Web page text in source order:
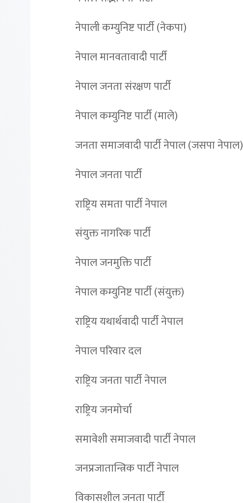
नेपाली कम्युनिष्ट पार्टी (नेकपा)
नेपाल मानवतावादी पार्टी
नेपाल जनता संरक्षण पार्टी
नेपाल कम्युनिष्ट पार्टी (माले)
जनता समाजवादी पार्टी नेपाल (जसपा नेपाल)
नेपाल जनता पार्टी
राष्ट्रिय समता पार्टी नेपाल
संयुक्त नागरिक पार्टी
नेपाल जनमुक्ति पार्टी
नेपाल कम्युनिष्ट पार्टी (संयुक्त)
राष्ट्रिय यथार्थवादी पार्टी नेपाल
नेपाल परिवार दल
राष्ट्रिय जनता पार्टी नेपाल
राष्ट्रिय जनमोर्चा
समावेशी समाजवादी पार्टी नेपाल
जनप्रजातान्त्रिक पार्टी नेपाल
विकासशील जनता पार्टी